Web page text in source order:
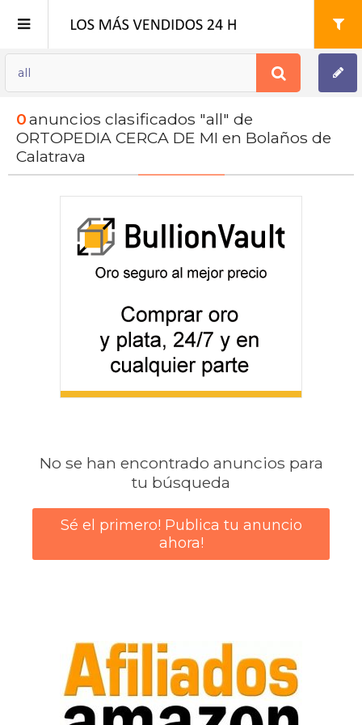
Registro
Mi cuenta
0anuncios clasificados "all" de
ORTOPEDIA CERCA DE MI en Bolaños de
Calatrava
No se han encontrado anuncios para
tu búsqueda
Sé el primero! Publica tu anuncio
ahora!